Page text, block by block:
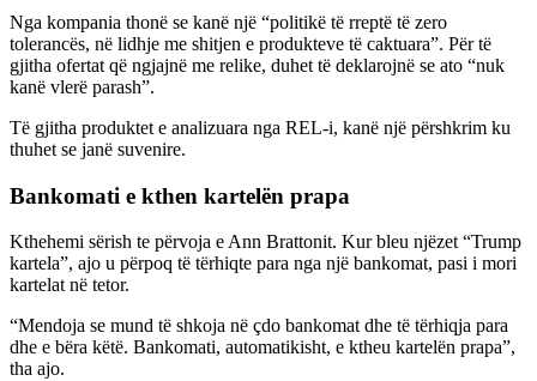
Nga kompania thonë se kanë një “politikë të rreptë të zero
tolerancës, në lidhje me shitjen e produkteve të caktuara”. Për të
gjitha ofertat që ngjajnë me relike, duhet të deklarojnë se ato “nuk
kanë vlerë parash”.
Të gjitha produktet e analizuara nga REL-i, kanë një përshkrim ku
thuhet se janë suvenire.
Bankomati e kthen kartelën prapa
Kthehemi sërish te përvoja e Ann Brattonit. Kur bleu njëzet “Trump
kartela”, ajo u përpoq të tërhiqte para nga një bankomat, pasi i mori
kartelat në tetor.
“Mendoja se mund të shkoja në çdo bankomat dhe të tërhiqja para
dhe e bëra këtë. Bankomati, automatikisht, e ktheu kartelën prapa”,
tha ajo.